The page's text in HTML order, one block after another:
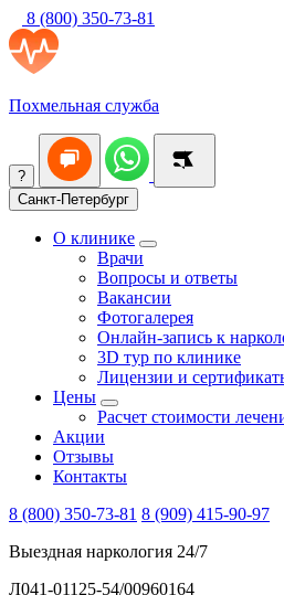
8 (800) 350-73-81
Похмельная служба
?
Санкт-Петербург
О клинике
Врачи
Вопросы и ответы
Вакансии
Фотогалерея
Онлайн-запись к
3D тур по клинике
Лицензии и
Цены
Расчет стоимости
Акции
Отзывы
Контакты
8 (800) 350-73-81 8 (909) 415-90-97
Выездная наркология 24/7
Л041-01125-54/00960164